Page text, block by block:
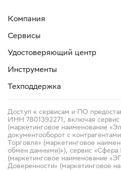
Компания
Сервисы
Удостоверяющий центр
Инструменты
Техподдержка
Доступ к сервисам и ПО
ИНН 7801392271, включая
(маркетинговое наименование
документооборот с
Торговля» (маркетинговое
обмен данными)»), сервис «Сфера
(маркетинговое наименование
Доверенности» (маркетинговое